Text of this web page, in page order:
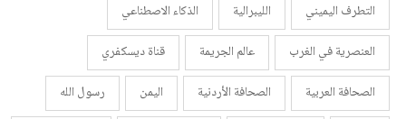
التطرف اليميني
الليبرالية
الذكاء الاصطناعي
العنصرية في الغرب
عالم الجريمة
قناة ديسكفري
الصحافة العربية
الصحافة الأردنية اليمن
رسول الله